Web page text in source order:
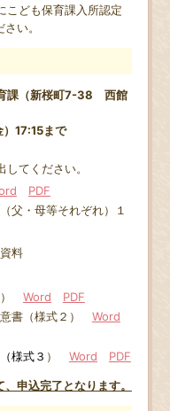
ども保育課入所認定
い。
課（新桜町7-38 西館
17:15まで
てください。
PDF
父・母等それぞれ）１
料
） Word
PDF
書（様式２） Word
（様式３ ） Word PDF
申込完了となります。